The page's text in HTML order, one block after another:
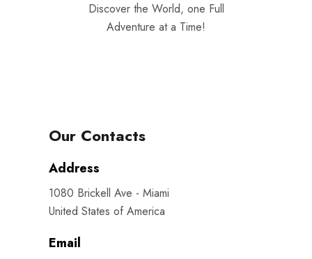
Discover the World, one Full
Adventure at a Time!
Our Contacts
Address
1080 Brickell Ave - Miami
United States of America
Email